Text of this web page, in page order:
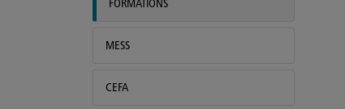
FORMATIONS
MESS
CEFA